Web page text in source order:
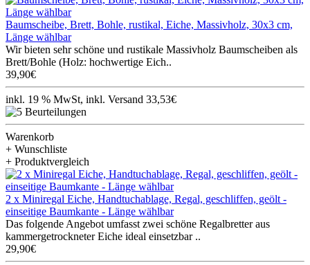
Baumscheibe, Brett, Bohle, rustikal, Eiche, Massivholz, 30x3 cm,
Länge wählbar
Wir bieten sehr schöne und rustikale Massivholz Baumscheiben als
Brett/Bohle (Holz: hochwertige Eich..
39,90€
inkl. 19 % MwSt, inkl. Versand 33,53€
Warenkorb
+ Wunschliste
+ Produktvergleich
2 x Miniregal Eiche, Handtuchablage, Regal, geschliffen, geölt -
einseitige Baumkante - Länge wählbar
Das folgende Angebot umfasst zwei schöne Regalbretter aus
kammergetrockneter Eiche ideal einsetzbar ..
29,90€